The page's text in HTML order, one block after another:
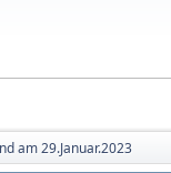
am 29.Januar.2023